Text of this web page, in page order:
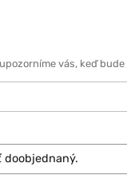
vás, keď
doobjednaný.